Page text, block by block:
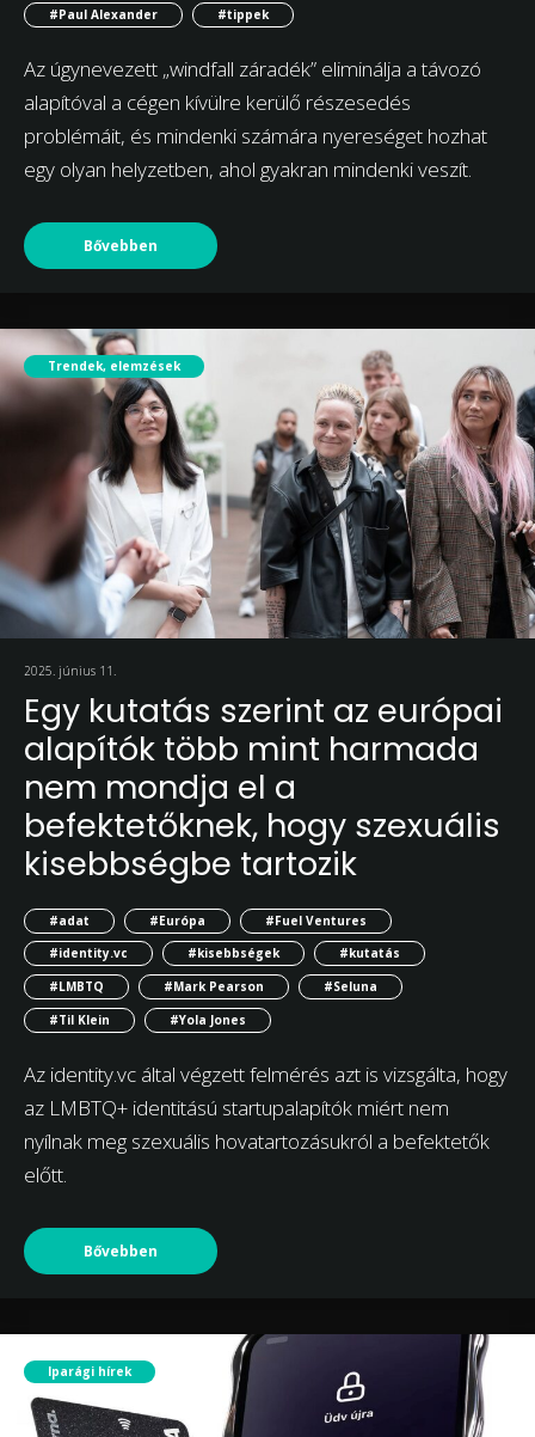
#Paul Alexander
#tippek
Az úgynevezett „windfall záradék” eliminálja a távozó
alapítóval a cégen kívülre kerülő részesedés
problémáit, és mindenki számára nyereséget hozhat
egy olyan helyzetben, ahol gyakran mindenki veszít.
Bővebben
Trendek, elemzések
2025. június 11.
Egy kutatás szerint az európai
alapítók több mint harmada
nem mondja el a
befektetőknek, hogy szexuális
kisebbségbe tartozik
#adat #Európa
#Fuel Ventures
#identity.vc
#kisebbségek
#kutatás
#LMBTQ
#Mark Pearson
#Seluna
#Til Klein
#Yola Jones
Az identity.vc által végzett felmérés azt is vizsgálta, hogy
az LMBTQ+ identitású startupalapítók miért nem
nyílnak meg szexuális hovatartozásukról a befektetők
előtt.
Bővebben
Iparági hírek